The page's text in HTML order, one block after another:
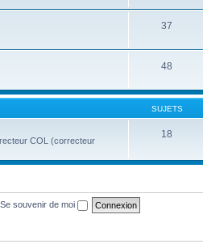
37
48
SUJETS
COL (correcteur
18
Se souvenir de moi